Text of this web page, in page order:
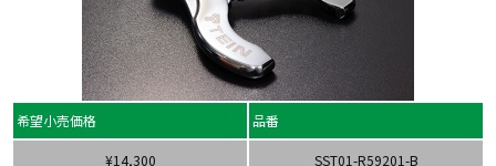
希望小売価格 品番
¥14,300
SST01-R59201-B